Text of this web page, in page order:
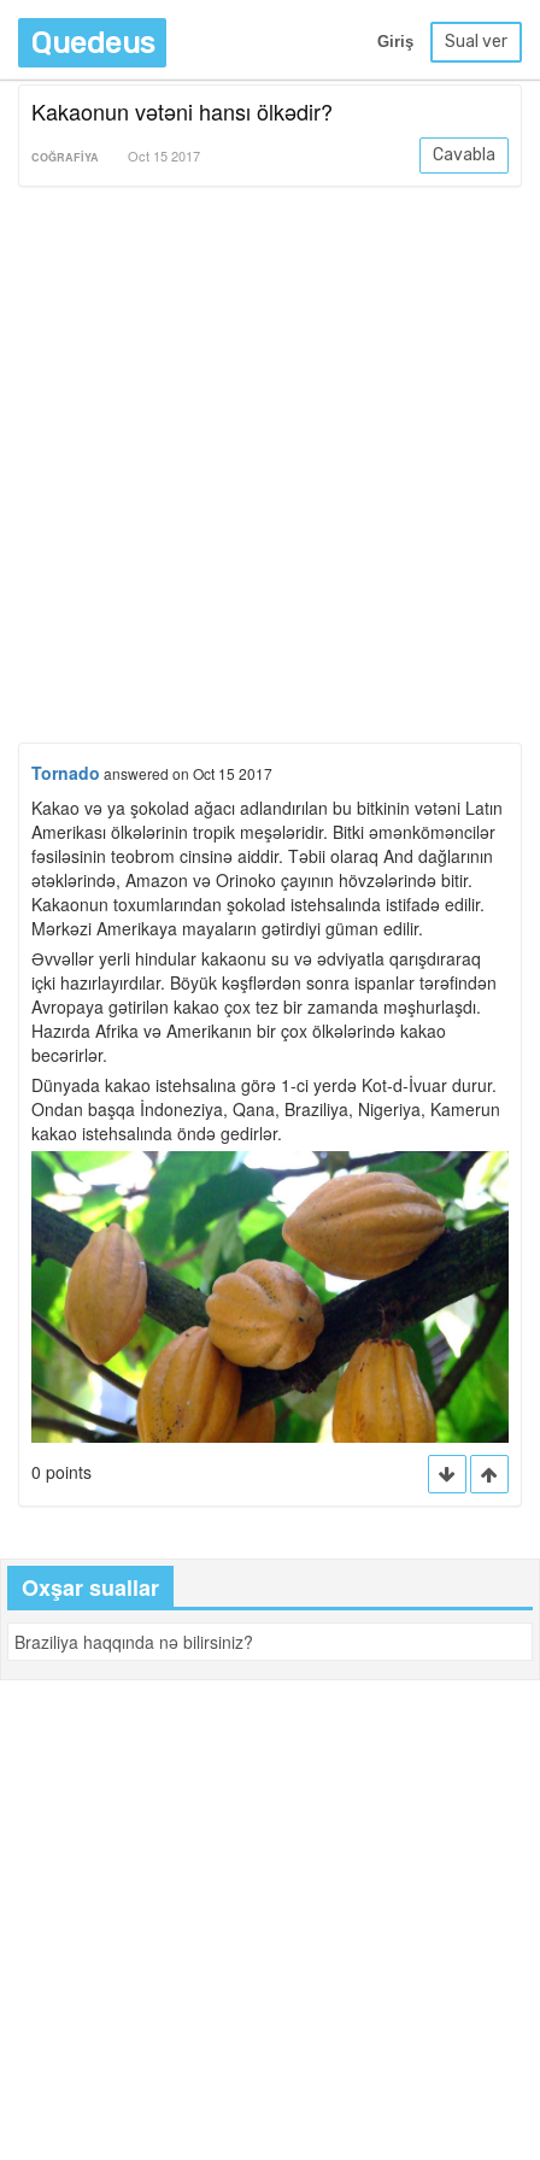
Quedeus Giriş Sual ver
Kakaonun vətəni hansı ölkədir?
COĞRAFIYA Oct 15 2017 Cavabla
Tornado answered on Oct 15 2017
Kakao və ya şokolad ağacı adlandırılan bu bitkinin vətəni Latın
Amerikası ölkələrinin tropik meşələridir. Bitki əmənköməncilər
fəsiləsinin teobrom cinsinə aiddir. Təbii olaraq And dağlarının
ətəklərində, Amazon və Orinoko çayının hövzələrində bitir.
Kakaonun toxumlarından şokolad istehsalında istifadə edilir.
Mərkəzi Amerikaya mayaların gətirdiyi güman edilir.
Əvvəllər yerli hindular kakaonu su və ədviyatla qarışdıraraq
içki hazırlayırdılar. Böyük kəşflərdən sonra ispanlar tərəfindən
Avropaya gətirilən kakao çox tez bir zamanda məşhurlaşdı.
Hazırda Afrika və Amerikanın bir çox ölkələrində kakao
becərirlər.
Dünyada kakao istehsalına görə 1-ci yerdə Kot-d-İvuar durur.
Ondan başqa İndoneziya, Qana, Braziliya, Nigeriya, Kamerun
kakao istehsalında öndə gedirlər.
0 points
Oxşar suallar
Braziliya haqqında nə bilirsiniz?